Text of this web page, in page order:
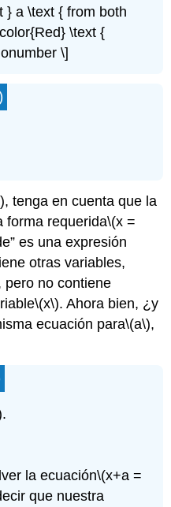
} a \text { from both
\text {
\]
, tenga en cuenta que la
forma requerida\(x =
es una expresión
otras variables,
pero no contiene
\(x\). Ahora bien, ¿y
ecuación para\(a\),
.
la ecuación\(x+a =
que nuestra